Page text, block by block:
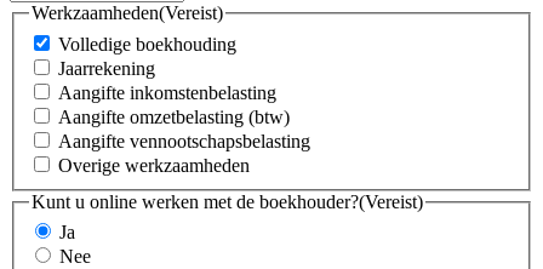
Werkzaamheden(Vereist)
Volledige boekhouding
Jaarrekening
Aangifte inkomstenbelasting
Aangifte omzetbelasting (btw)
Aangifte vennootschapsbelasting
Overige werkzaamheden
Kunt u online werken met de boekhouder?(Vereist)
Ja
Nee